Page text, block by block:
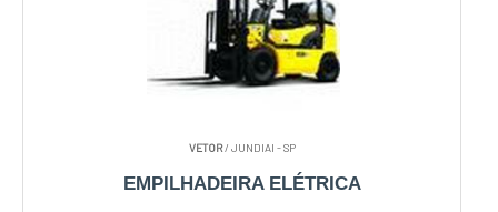
VETOR/ JUNDIAI - SP
EMPILHADEIRA ELÉTRICA